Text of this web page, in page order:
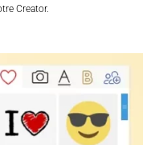
Creator.